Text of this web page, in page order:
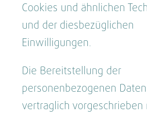
Cookies und ähnlichen
und der diesbezüglichen
Einwilligungen.
Die Bereitstellung der
personenbezogenen
vertraglich vorgeschrieben